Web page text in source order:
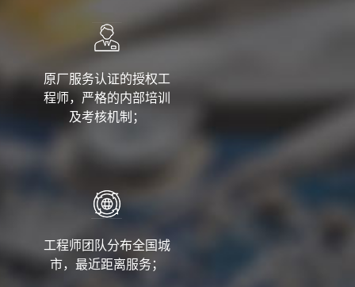
原厂服务认证的授权工
程师，严格的内部培训
及考核机制；
工程师团队分布全国城
市，最近距离服务；